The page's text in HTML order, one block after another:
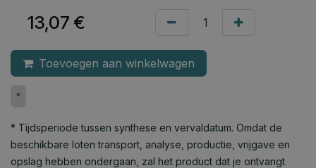
13,07 €
Toevoegen aan winkelwagen
°
* Tijdsperiode tussen synthese en vervaldatum. Omdat de
beschikbare loten transport, analyse, productie, vrijgave en
opslag hebben ondergaan, zal het product dat je ontvangt